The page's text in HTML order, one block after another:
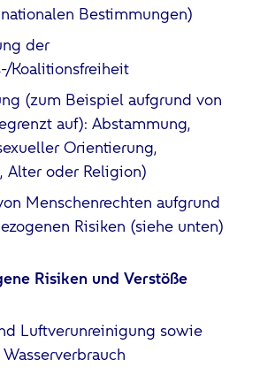
Bestimmungen)
der
Koalitionsfreiheit
(zum Beispiel aufgrund von
auf): Abstammung,
Orientierung,
Alter oder Religion)
Menschenrechten aufgrund
Risiken (siehe unten)
Risiken und Verstöße
Luftverunreinigung sowie